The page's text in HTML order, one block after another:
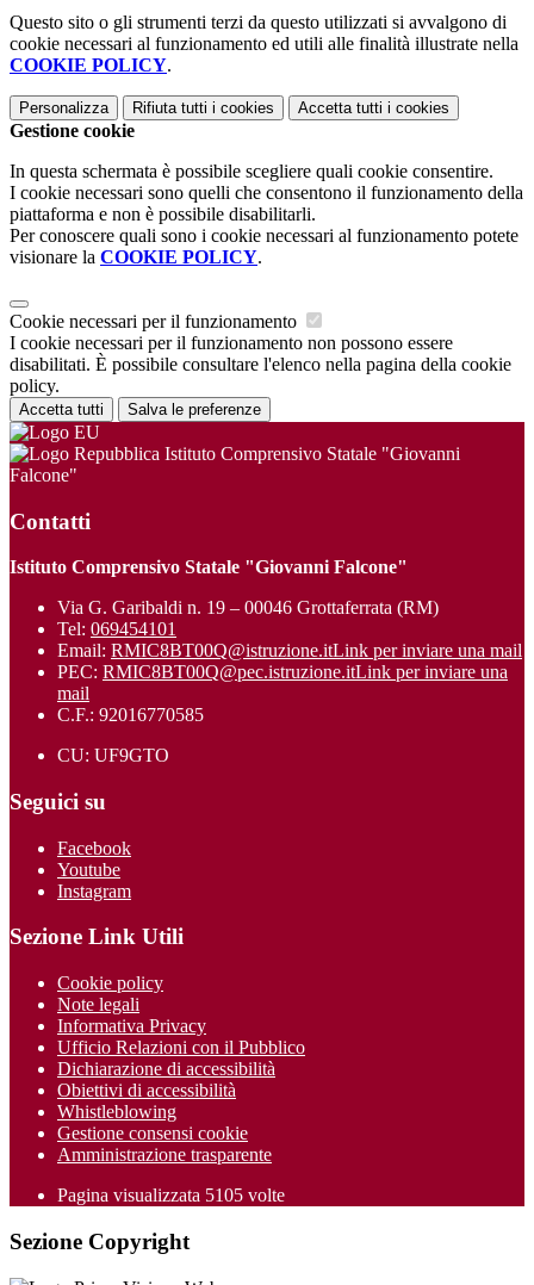
Questo sito o gli strumenti terzi da questo utilizzati si avvalgono di
cookie necessari al funzionamento ed utili alle finalità illustrate nella
COOKIE POLICY.
Personalizza Rifiuta tutti i cookies Accetta tutti i cookies
Gestione cookie
In questa schermata è possibile scegliere quali cookie consentire.
I cookie necessari sono quelli che consentono il funzionamento della
piattaforma e non è possibile disabilitarli.
Per conoscere quali sono i cookie necessari al funzionamento potete
visionare la COOKIE POLICY.
Cookie necessari per il funzionamento
I cookie necessari per il funzionamento non possono essere
disabilitati. È possibile consultare l'elenco nella pagina della cookie
policy.
Accetta tutti Salva le preferenze
Istituto Comprensivo Statale "Giovanni
Falcone"
Contatti
Istituto Comprensivo Statale "Giovanni Falcone"
Via G. Garibaldi n. 19 – 00046 Grottaferrata (RM)
Tel: 069454101
Email: RMIC8BT00Q@istruzione.itLink per inviare una mail
PEC: RMIC8BT00Q@pec.istruzione.itLink per inviare una
mail
C.F.: 92016770585
CU: UF9GTO
Seguici su
Facebook
Youtube
Instagram
Sezione Link Utili
Cookie policy
Note legali
Informativa Privacy
Ufficio Relazioni con il Pubblico
Dichiarazione di accessibilità
Obiettivi di accessibilità
Whistleblowing
Gestione consensi cookie
Amministrazione trasparente
Pagina visualizzata 5105 volte
Sezione Copyright